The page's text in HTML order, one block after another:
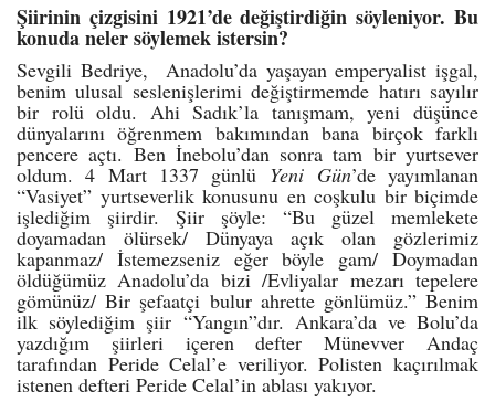
Şiirinin çizgisini 1921’de değiştirdiğin söyleniyor. Bu
konuda neler söylemek istersin?
Sevgili Bedriye, Anadolu’da yaşayan emperyalist işgal,
benim ulusal seslenişlerimi değiştirmemde hatırı sayılır
bir rolü oldu. Ahi Sadık’la tanışmam, yeni düşünce
dünyalarını öğrenmem bakımından bana birçok farklı
pencere açtı. Ben İnebolu’dan sonra tam bir yurtsever
oldum. 4 Mart 1337 günlü Yeni Gün’de yayımlanan
“Vasiyet” yurtseverlik konusunu en coşkulu bir biçimde
işlediğim şiirdir. Şiir şöyle: “Bu güzel memlekete
doyamadan ölürsek/ Dünyaya açık olan gözlerimiz
kapanmaz/ İstemezseniz eğer böyle gam/ Doymadan
öldüğümüz Anadolu’da bizi /Evliyalar mezarı tepelere
gömünüz/ Bir şefaatçi bulur ahrette gönlümüz.” Benim
ilk söylediğim şiir “Yangın”dır. Ankara’da ve Bolu’da
yazdığım şiirleri içeren defter Münevver Andaç
tarafından Peride Celal’e veriliyor. Polisten kaçırılmak
istenen defteri Peride Celal’in ablası yakıyor.